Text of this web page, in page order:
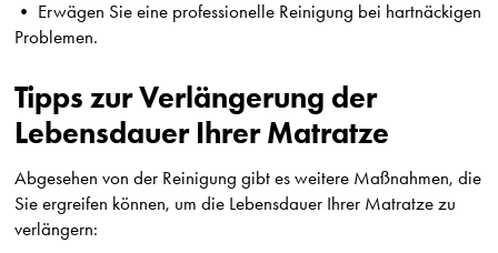
• Erwägen Sie eine professionelle Reinigung bei hartnäckigen
Problemen.
Tipps zur Verlängerung der
Lebensdauer Ihrer Matratze
Abgesehen von der Reinigung gibt es weitere Maßnahmen, die
Sie ergreifen können, um die Lebensdauer Ihrer Matratze zu
verlängern: